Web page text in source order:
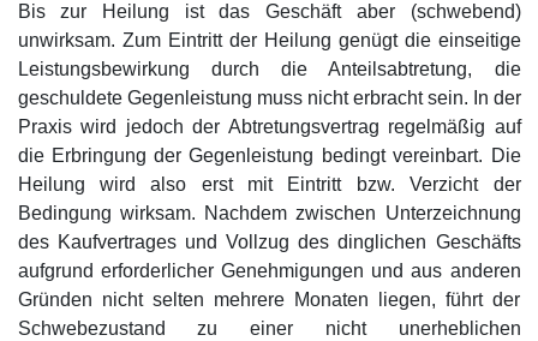
Bis zur Heilung ist das Geschäft aber (schwebend)
unwirksam. Zum Eintritt der Heilung genügt die einseitige
Leistungsbewirkung durch die Anteilsabtretung, die
geschuldete Gegenleistung muss nicht erbracht sein. In der
Praxis wird jedoch der Abtretungsvertrag regelmäßig auf
die Erbringung der Gegenleistung bedingt vereinbart. Die
Heilung wird also erst mit Eintritt bzw. Verzicht der
Bedingung wirksam. Nachdem zwischen Unterzeichnung
des Kaufvertrages und Vollzug des dinglichen Geschäfts
aufgrund erforderlicher Genehmigungen und aus anderen
Gründen nicht selten mehrere Monaten liegen, führt der
Schwebezustand zu einer nicht unerheblichen